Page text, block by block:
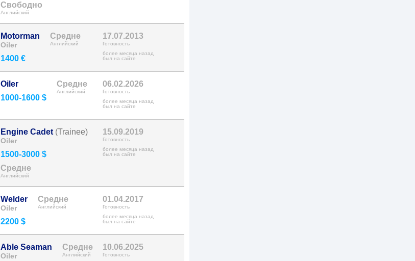
Свободно
Английский
Motorman
Oiler
1400 €
Средне
Английский
17.07.2013
Готовность
более месяца назад
был на сайте
Oiler
1000-1600 $
Средне
Английский
06.02.2026
Готовность
более месяца назад
был на сайте
Engine Cadet (Trainee)
Oiler
1500-3000 $
Средне
Английский
15.09.2019
Готовность
более месяца назад
был на сайте
Welder
Oiler
2200 $
Средне
Английский
01.04.2017
Готовность
более месяца назад
был на сайте
Able Seaman
Oiler
Средне
Английский
10.06.2025
Готовность